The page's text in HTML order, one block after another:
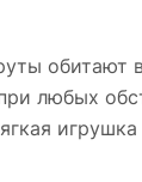
обитают
любых
игрушка